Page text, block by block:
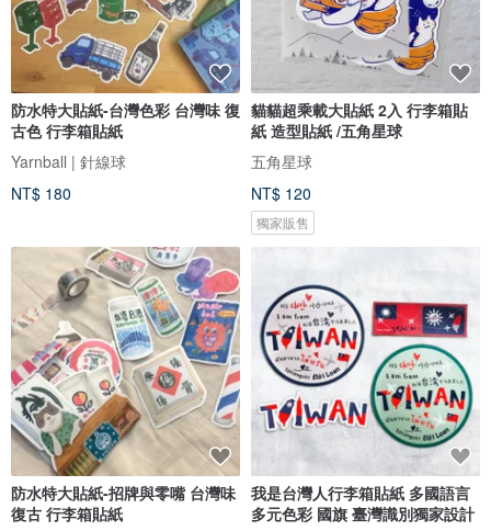
防水特大貼紙-台灣色彩 台灣味 復
古色 行李箱貼紙
Yarnball | 針線球
NT$ 180
貓貓超乘載大貼紙 2入 行李箱貼
紙 造型貼紙 /五角星球
五角星球
NT$ 120
獨家販售
防水特大貼紙-招牌與零嘴 台灣味
復古 行李箱貼紙
我是台灣人行李箱貼紙 多國語言
多元色彩 國旗 臺灣識別獨家設計